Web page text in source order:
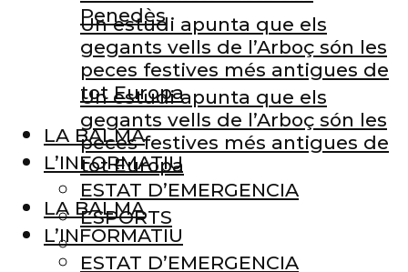
Un estudi apunta que els
gegants vells de l’Arboç són les
peces festives més antigues de
tot Europa
LA BALMA
L’INFORMATIU
ESTAT D’EMERGENCIA
ESPORTS
Penedès
Un estudi apunta que els
gegants vells de l’Arboç són les
peces festives més antigues de
tot Europa
LA BALMA
L’INFORMATIU
ESTAT D’EMERGENCIA